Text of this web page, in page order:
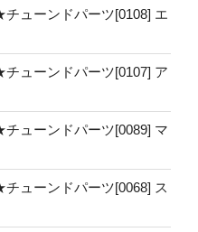
ューンドパーツ[0108] エ
ューンドパーツ[0107] ア
ューンドパーツ[0089] マ
ューンドパーツ[0068] ス